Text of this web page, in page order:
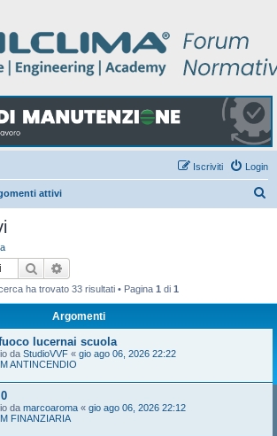
Login
Iscriviti
attivi
Cerca
ha trovato 33 risultati • Pagina 1 di 1
Argomenti
lucernai scuola
da StudioVVF « gio ago 06, 2026 22:22
ANTINCENDIO
da marcoaroma « gio ago 06, 2026 22:12
FINANZIARIA